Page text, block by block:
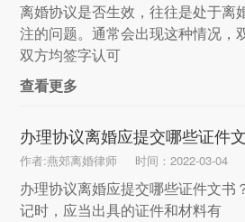
离婚协议是否生效，往往是处于离
注的问题。通常会出现这种情况，
双方均签字认可
查看更多
办理协议离婚应提交哪些证件
作者:燕郊离婚律师 时间：2022-03-04
办理协议离婚应提交哪些证件文书
记时，应当出具的证件和材料有